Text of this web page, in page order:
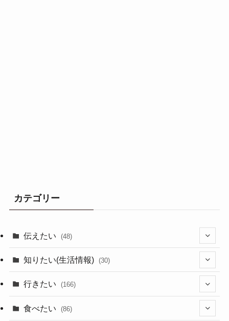
カテゴリー
伝えたい (48)
(44)
(1)
知りたい(生活情報) (30)
(10)
(11)
行きたい (166)
(18)
食べたい (86)